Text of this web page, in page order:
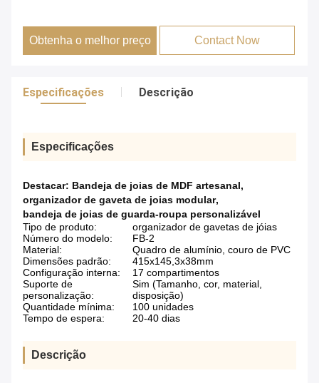
Obtenha o melhor preço Contact Now
Especificações Descrição
Especificações
Destacar: Bandeja de joias de MDF artesanal,
organizador de gaveta de joias modular,
bandeja de joias de guarda-roupa personalizável
Tipo de produto:
organizador de gavetas de jóias
Número do modelo:
FB-2
Material:
Quadro de alumínio, couro de PVC
Dimensões padrão:
415x145,3x38mm
Configuração interna:
17 compartimentos
Suporte de
personalização:
Sim (Tamanho, cor, material,
disposição)
Quantidade mínima:
100 unidades
Tempo de espera:
20-40 dias
Descrição